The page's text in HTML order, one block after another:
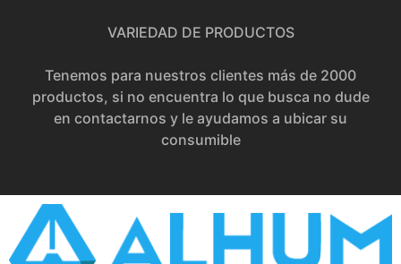
VARIEDAD DE PRODUCTOS
Tenemos para nuestros clientes más de 2000
productos, si no encuentra lo que busca no dude
en contactarnos y le ayudamos a ubicar su
consumible